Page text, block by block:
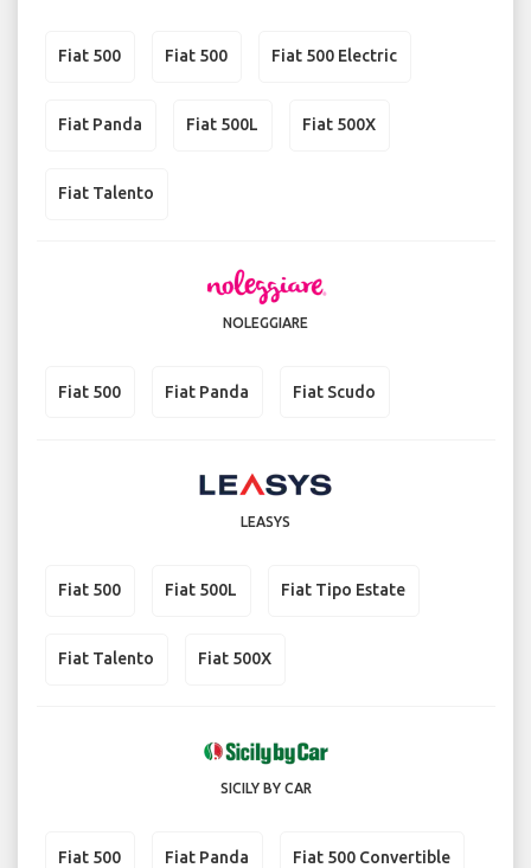
Fiat 500 Fiat 500 Fiat 500 Electric
Fiat Panda Fiat 500L Fiat 500X
Fiat Talento
NOLEGGIARE
Fiat 500 Fiat Panda Fiat Scudo
LEASYS
Fiat 500 Fiat 500L Fiat Tipo Estate
Fiat Talento Fiat 500X
SICILY BY CAR
Fiat 500 Fiat Panda Fiat 500 Convertible